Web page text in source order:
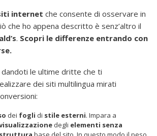
internet che consente di osservare in
che ho appena descritto è senz’altro il
. Scopri le differenze entrando con
dandoti le ultime dritte che ti
dei siti multilingua mirati
dei fogli di stile esterni. Impara a
degli elementi senza